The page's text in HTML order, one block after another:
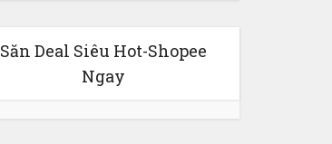
Săn Deal Siêu Hot-Shopee
Ngay